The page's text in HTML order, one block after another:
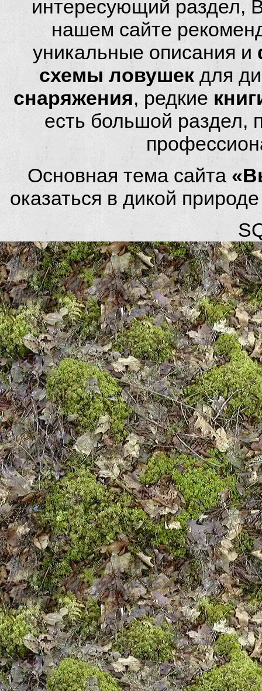
интересующий раздел,
нашем сайте
уникальные описания и
схемы ловушек для
снаряжения, редкие
есть большой
Основная тема сайта
оказаться в дикой